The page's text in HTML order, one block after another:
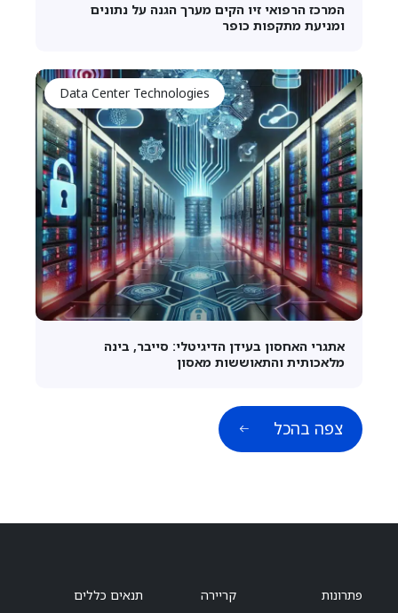
המרכז הרפואי זיו הקים מערך הגנה על נתונים
ומניעת מתקפות כופר
Data Center Technologies
אתגרי האחסון בעידן הדיגיטלי: סייבר, בינה
מלאכותית והתאוששות מאסון
צפה בהכל
פתרונות
קריירה
תנאים כללים